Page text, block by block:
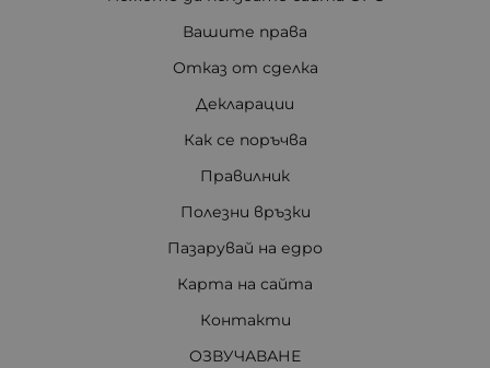
Вашите права
Отказ от сделка
Декларации
Как се поръчва
Правилник
Полезни връзки
Пазарувай на едро
Карта на сайта
Контакти
ОЗВУЧАВАНЕ